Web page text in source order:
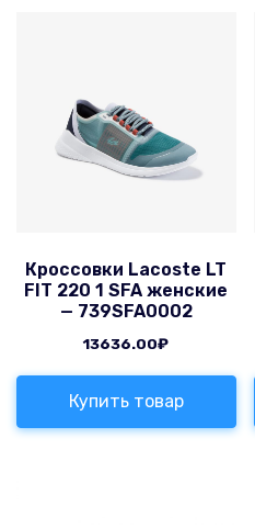
Кроссовки Lacoste LT
FIT 220 1 SFA женские
— 739SFA0002
13636.00₽
Купить товар